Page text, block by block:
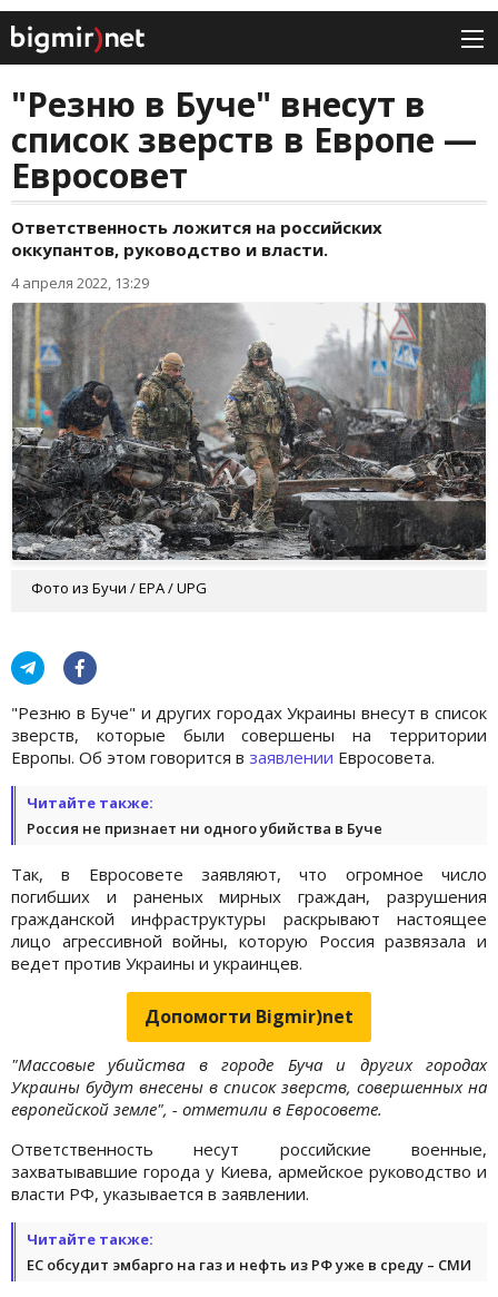
"Резню в Буче" внесут в
список зверств в Европе —
Евросовет
Ответственность ложится на российских
оккупантов, руководство и власти.
4 апреля 2022, 13:29
Фото из Бучи / EPA / UPG
"Резню в Буче" и других городах Украины внесут в список
зверств, которые были совершены на территории
Европы. Об этом говорится в заявлении Евросовета.
Читайте также:
Россия не признает ни одного убийства в Буче
Так, в Евросовете заявляют, что огромное число
погибших и раненых мирных граждан, разрушения
гражданской инфраструктуры раскрывают настоящее
лицо агрессивной войны, которую Россия развязала и
ведет против Украины и украинцев.
Допомогти Bigmir)net
"Массовые убийства в городе Буча и других городах
Украины будут внесены в список зверств, совершенных на
европейской земле", - отметили в Евросовете.
Ответственность несут российские военные,
захватывавшие города у Киева, армейское руководство и
власти РФ, указывается в заявлении.
Читайте также:
ЕС обсудит эмбарго на газ и нефть из РФ уже в среду – СМИ